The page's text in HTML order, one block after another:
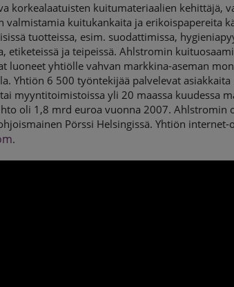
korkealaatuisten kuitumateriaalien kehittäjä,
valmistamia kuitukankaita ja erikoispapereita
tuotteissa, esim. suodattimissa,
etiketeissä ja teipeissä. Ahlstromin
luoneet yhtiölle vahvan markkina-aseman
Yhtiön 6 500 työntekijää palvelevat asiakkaita
myyntitoimistoissa yli 20 maassa kuudessa
oli 1,8 mrd euroa vuonna 2007. Ahlstromin
Pörssi Helsingissä. Yhtiön internet-
.